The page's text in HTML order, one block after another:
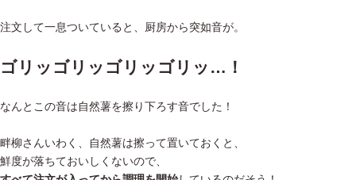
注文して一息ついていると、厨房から突如音が。
ゴリッゴリッゴリッゴリッ…！
なんとこの音は自然薯を擦り下ろす音でした！
畔柳さんいわく、自然薯は擦って置いておくと、
鮮度が落ちておいしくないので、